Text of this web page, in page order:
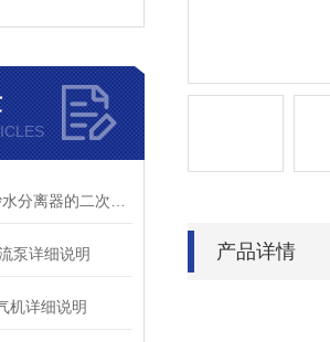
泵详细说明
机详细说明
产品详情